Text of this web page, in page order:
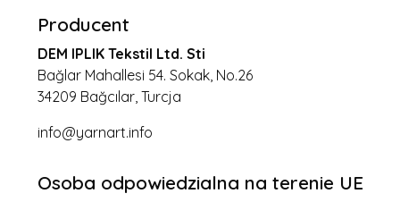
Producent
DEM IPLIK Tekstil Ltd. Sti
Bağlar Mahallesi 54. Sokak, No.26
34209 Bağcılar, Turcja
info@yarnart.info
Osoba odpowiedzialna na terenie UE